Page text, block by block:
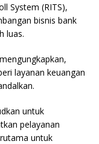
System (RITS),
bisnis bank
luas.
layanan keuangan
untuk
pelayanan
untuk